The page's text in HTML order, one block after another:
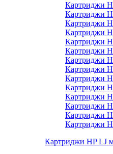
Картриджи
Картриджи
Картриджи
Картриджи
Картриджи
Картриджи
Картриджи
Картриджи
Картриджи
Картриджи
Картриджи
Картриджи
Картриджи
Картриджи
Картриджи HP LJ